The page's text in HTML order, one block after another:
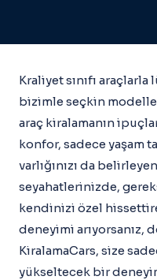
Kraliyet sınıfı
bizimle seçkin
araç kiralamanın
konfor, sadece yaşam
varlığınızı da
seyahatlerinizde,
kendinizi özel
deneyimi arıyorsanız,
KiralamaCars, size
yükseltecek bir